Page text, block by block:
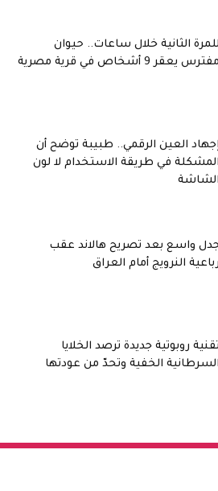
للمرة الثانية خلال ساعات.. حيوان
مفترس يعقر 9 أشخاص في قرية مصرية
إجهاد العين الرقمي.. طبيبة توضح أن
المشكلة في طريقة الاستخدام لا لون
الشاشة
واسع بعد تصريح هالاند عقب
رباعية النرويج أمام العراق
تقنية روبوتية جديدة ترصد الخلايا
السرطانية الخفية وتحدّ من عودتها